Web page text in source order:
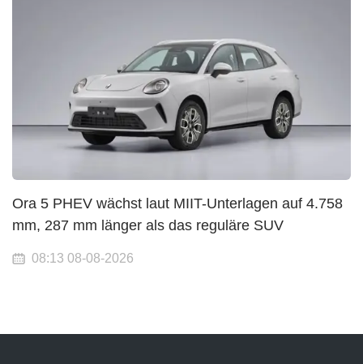
Ora 5 PHEV wächst laut MIIT-Unterlagen auf 4.758
mm, 287 mm länger als das reguläre SUV
08:13 08-08-2026